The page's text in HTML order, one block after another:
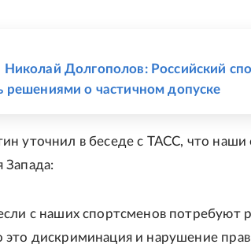
Долгополов: Российский
решениями о частичном допуске
уточнил в беседе с ТАСС, что
Запада:
с наших спортсменов потребуют
дискриминация и нарушение